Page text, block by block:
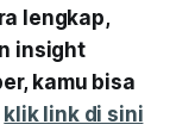
lengkap,
insight
kamu bisa
klik link di sini